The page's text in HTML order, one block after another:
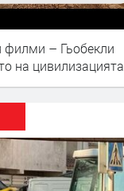
филми – Гьобекли
на цивилизацията